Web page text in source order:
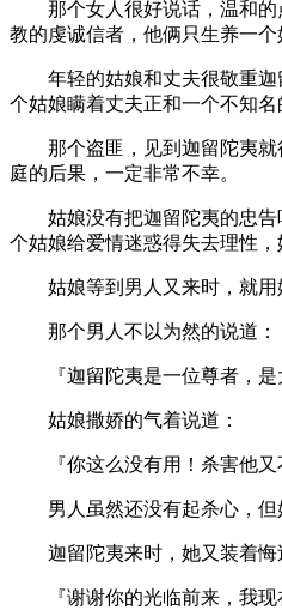
那个女人很好说话，温和的点
教的虔诚信者，他俩只生养一
年轻的姑娘和丈夫很敬重迦留
个姑娘瞒着丈夫正和一个不知
那个盗匪，见到迦留陀夷就很
庭的后果，一定非常不幸。
姑娘没有把迦留陀夷的忠告听
个姑娘给爱情迷惑得失去理性
姑娘等到男人又来时，就用
那个男人不以为然的说道：
『迦留陀夷是一位尊者，是大
姑娘撒娇的气着说道：
『你这么没有用！杀害他又不
男人虽然还没有起杀心，但
迦留陀夷来时，她又装着悔
『谢谢你的光临前来，我现